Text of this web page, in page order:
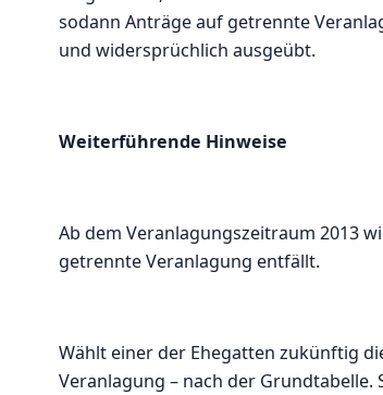
sodann Anträge auf getrennte
und widersprüchlich ausgeübt.
Weiterführende Hinweise
Ab dem Veranlagungszeitraum 2013
getrennte Veranlagung entfällt.
Wählt einer der Ehegatten zukünftig
Veranlagung – nach der